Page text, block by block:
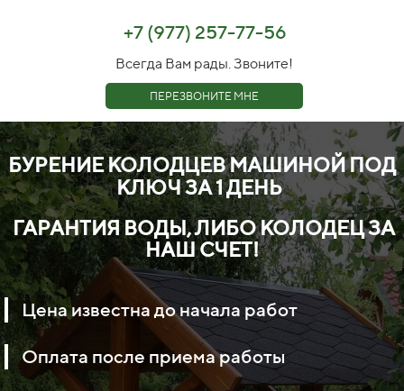
+7 (977) 257-77-56
Всегда Вам рады. Звоните!
ПЕРЕЗВОНИТЕ МНЕ
БУРЕНИЕ КОЛОДЦЕВ МАШИНОЙ ПОД
КЛЮЧЗА 1 ДЕНЬ
ГАРАНТИЯ ВОДЫ, ЛИБО КОЛОДЕЦ ЗА
НАШ СЧЕТ!
Ценаизвестнадо начала работ
Оплата после приемаработы